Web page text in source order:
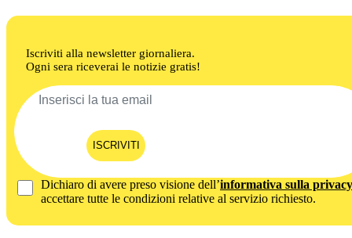
Iscriviti alla newsletter giornaliera.
Ogni sera riceverai le notizie gratis!
ISCRIVITI
Dichiaro di avere preso visione dell’informativa sulla privacy
accettare tutte le condizioni relative al servizio richiesto.